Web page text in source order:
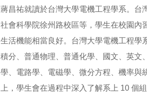
蔣昌祐就讀於台灣大學電機工程學系。台
社會科學院徐州路校區等，學生在校園內
生活機能相當良好。台灣大學電機工程學
積分、普通物理、普通化學、國文、英文
學、電路學、電磁學、微分方程、機率與
上，學生會在過程中深入了解系上 10 個